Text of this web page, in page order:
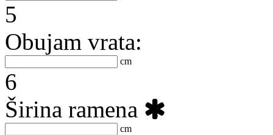
5
Obujam vrata:
cm
6
Širina ramena
:
cm